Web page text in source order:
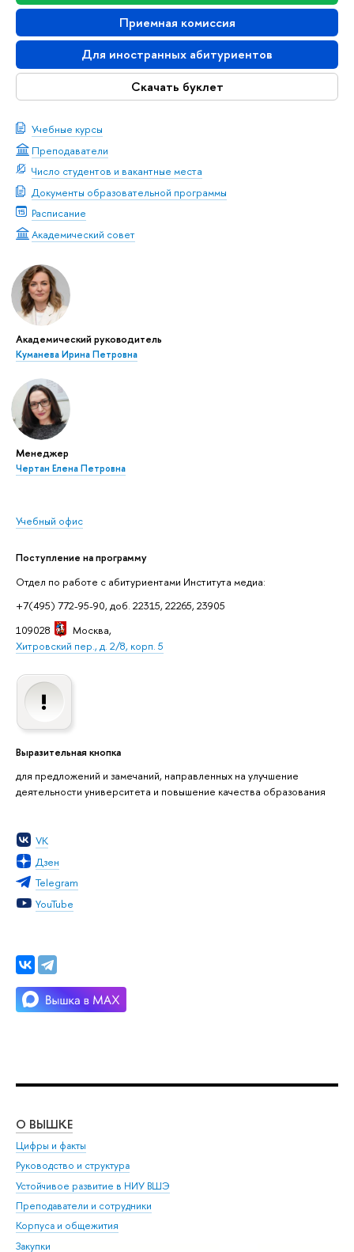
Приемная комиссия
Для иностранных абитуриентов
Скачать буклет
Учебные курсы
Преподаватели
Число студентов и вакантные места
Документы образовательной программы
Расписание
Академический совет
Академический руководитель
Куманева Ирина Петровна
Менеджер
Чертан Елена Петровна
Учебный офис
Поступление на программу
Отдел по работе с абитуриентами Института медиа:
+7(495) 772-95-90, доб. 22315, 22265, 23905
109028
Москва,
Хитровский пер., д. 2/8, корп. 5
Выразительная кнопка
для предложений и замечаний, направленных на улучшение
деятельности университета и повышение качества образования
VK
Дзен
Telegram
YouTube
О ВЫШКЕ
Цифры и факты
Руководство и структура
Устойчивое развитие в НИУ ВШЭ
Преподаватели и сотрудники
Корпуса и общежития
Закупки